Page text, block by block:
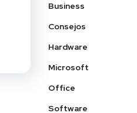
Business
Consejos
Hardware
Microsoft
Office
Software